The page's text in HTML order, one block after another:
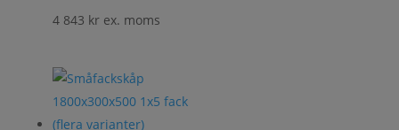
4 843 kr ex. moms